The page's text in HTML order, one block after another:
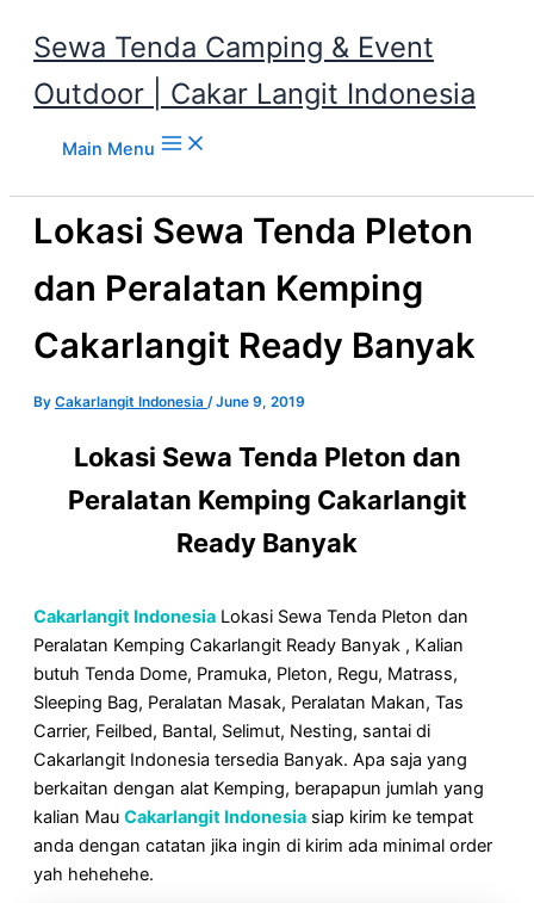
Sewa Tenda Camping & Event
Outdoor | Cakar Langit Indonesia
Main Menu
Lokasi Sewa Tenda Pleton
dan Peralatan Kemping
Cakarlangit Ready Banyak
By Cakarlangit Indonesia /June 9, 2019
Lokasi Sewa Tenda Pleton dan
Peralatan Kemping Cakarlangit
Ready Banyak
Cakarlangit Indonesia Lokasi Sewa Tenda Pleton dan
Peralatan Kemping Cakarlangit Ready Banyak , Kalian
butuh Tenda Dome, Pramuka, Pleton, Regu, Matrass,
Sleeping Bag, Peralatan Masak, Peralatan Makan, Tas
Carrier, Feilbed, Bantal, Selimut, Nesting, santai di
Cakarlangit Indonesia tersedia Banyak. Apa saja yang
berkaitan dengan alat Kemping, berapapun jumlah yang
kalian Mau Cakarlangit Indonesia siap kirim ke tempat
anda dengan catatan jika ingin di kirim ada minimal order
yah hehehehe.